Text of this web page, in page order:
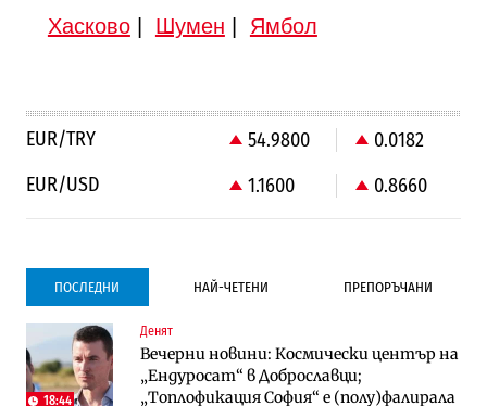
Хасково| Шумен Ямбол
EUR/TRY 54.9800
0.0182
EUR/USD
1.1600 0.8660
ПОСЛЕДНИ НАЙ-ЧЕТЕНИ ПРЕПОРЪЧАНИ
18:44
Денят
Вечерни новини: Космически център на
„Ендуросат“ в Доброславци;
„Топлофикация София“ e (полу)фалирала
Градоустройство
Столична община избра изпълнител за
преместването на трамвайното
трасе по бул. „Скобелев“
Компании
Vivacom предлага над 150 устройства с
90% отстъпка през август